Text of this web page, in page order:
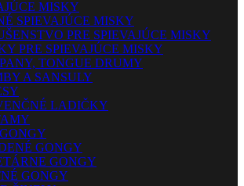
MISKY
SPIEVAJÚCE MISKY
PRE SPIEVAJÚCE MISKY
PRE SPIEVAJÚCE MISKY
TONGUE DRUMY
A SANSULY
LADIČKY
GONGY
GONGY
GONGY